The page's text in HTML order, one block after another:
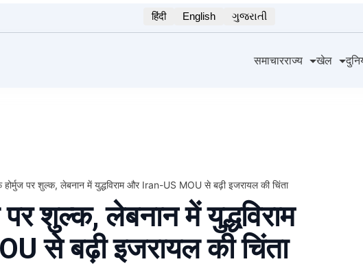
हिंदी English ગુજરાતી
समाचारराज्य खेल
पर शुल्क, लेबनान में युद्धविराम और Iran-US MOU से बढ़ी इजरायल की चिंता
शुल्क, लेबनान में युद्धविराम
से बढ़ी इजरायल की चिंता